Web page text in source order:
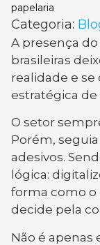
papelaria
Categoria:
A presença do
brasileiras
realidade e
estratégica de
O setor
Porém,
adesivos.
lógica:
forma como o
decide pela
Não é apenas